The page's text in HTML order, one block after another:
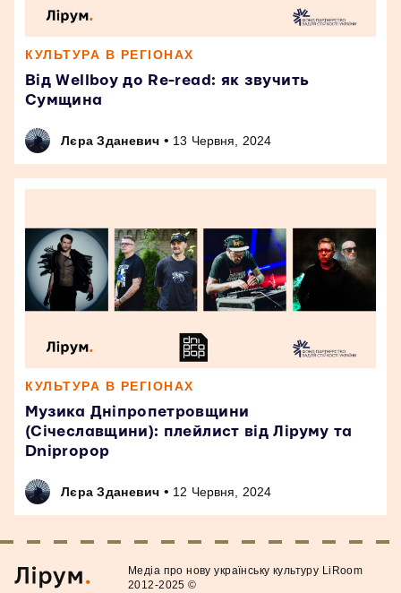
КУЛЬТУРА В РЕГІОНАХ
Від Wellboy до Re-read: як звучить
Сумщина
Лєра Зданевич • 13 Червня, 2024
КУЛЬТУРА В РЕГІОНАХ
Музика Дніпропетровщини
(Січеславщини): плейлист від Ліруму та
Dnipropop
Лєра Зданевич • 12 Червня, 2024
Медiа про нову українську культуру LiRoom
2012-2025 ©